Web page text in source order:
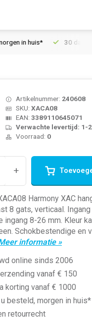
in huis* 30 dagen
Artikelnummer: 240608
SKU: XACA08
EAN: 3389110645071
Verwachte levertijd: 1-
Voorraad: 0
+
Harmony XAC
8 gats, verticaal.
ingang 8-26 mm. Kleur
Schokbestendige en
informatie »
online sinds 2006
vanaf € 150
korting vanaf € 1000
besteld, morgen in huis*
retourrecht